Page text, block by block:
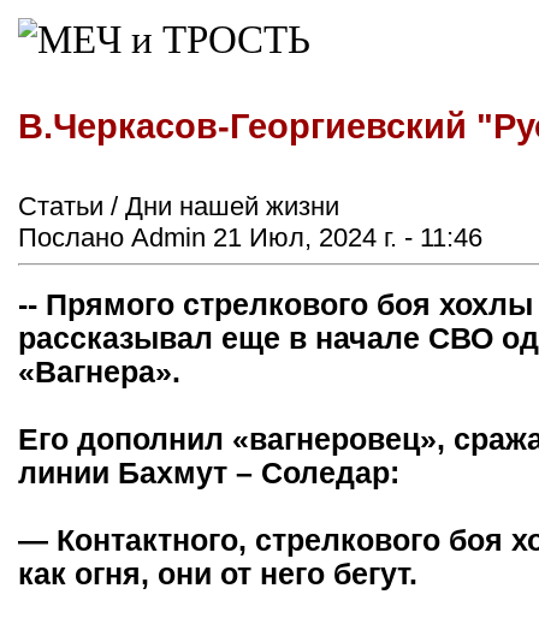
В.Черкасов-Георгиевский
Статьи / Дни нашей жизни
Послано Admin 21 Июл, 2024 г. - 11:46
-- Прямого стрелкового боя
рассказывал еще в начале СВО
«Вагнера».
Его дополнил «вагнеровец»,
линии Бахмут – Соледар:
— Контактного, стрелкового боя
как огня, они от него бегут.